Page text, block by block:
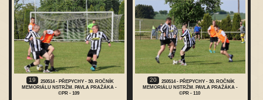
19
250514 - PŘEPYCHY - 30. ROČNÍK
MEMORIÁLU NSTRŽM. PAVLA PRAŽÁKA -
©PR - 109
20
250514 - PŘEPYCHY - 30. ROČNÍK
MEMORIÁLU NSTRŽM. PAVLA PRAŽÁKA -
©PR - 110